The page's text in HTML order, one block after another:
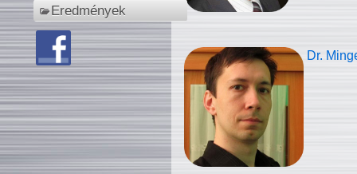
Eredmények
Dr.